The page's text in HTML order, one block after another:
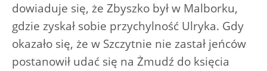
dowiaduje się, że Zbyszko był w Malborku,
gdzie zyskał sobie przychylność Ulryka. Gdy
okazało się, że w Szczytnie nie zastał jeńców
postanowił udać się na Żmudź do księcia